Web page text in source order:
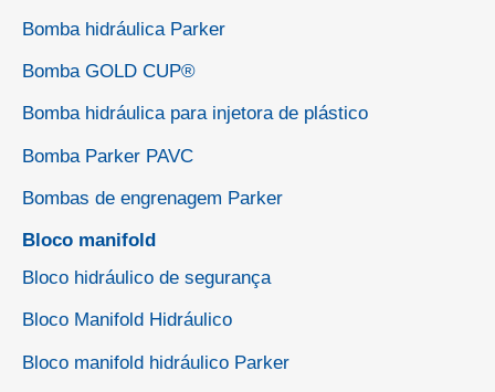
Bomba hidráulica Parker
Bomba GOLD CUP®
Bomba hidráulica para injetora de plástico
Bomba Parker PAVC
Bombas de engrenagem Parker
Bloco manifold
Bloco hidráulico de segurança
Bloco Manifold Hidráulico
Bloco manifold hidráulico Parker